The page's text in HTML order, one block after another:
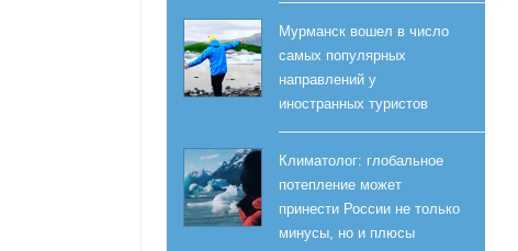
Мурманск вошел в число
самых популярных
направлений у
иностранных туристов
Климатолог: глобальное
потепление может
принести России не только
минусы, но и плюсы